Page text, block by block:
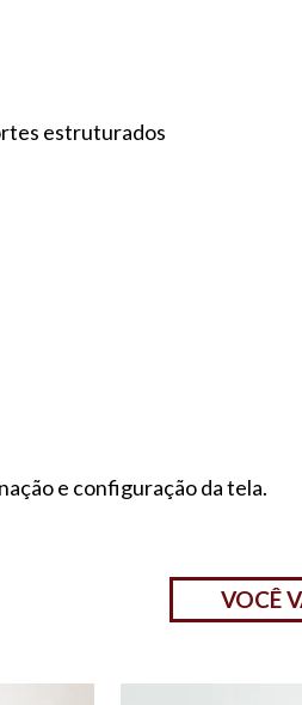
estruturados
e configuração da tela.
VOCÊ